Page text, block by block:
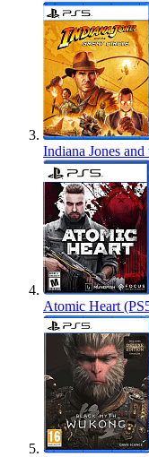
Indiana Jones
Atomic Heart